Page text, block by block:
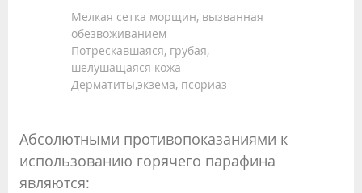
Мелкая сетка морщин, вызванная
обезвоживанием
Потрескавшаяся, грубая,
шелушащаяся кожа
Дерматиты,экзема, псориаз
Абсолютными противопоказаниями к
использованию горячего парафина
являются: